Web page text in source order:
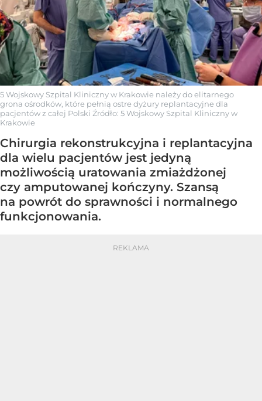
5 Wojskowy Szpital Kliniczny w Krakowie należy do elitarnego
grona ośrodków, które pełnią ostre dyżury replantacyjne dla
pacjentów z całej Polski Źródło: 5 Wojskowy Szpital Kliniczny w
Krakowie
Chirurgia rekonstrukcyjna i replantacyjna
dla wielu pacjentów jest jedyną
możliwością uratowania zmiażdżonej
czy amputowanej kończyny. Szansą
na powrót do sprawności i normalnego
funkcjonowania.